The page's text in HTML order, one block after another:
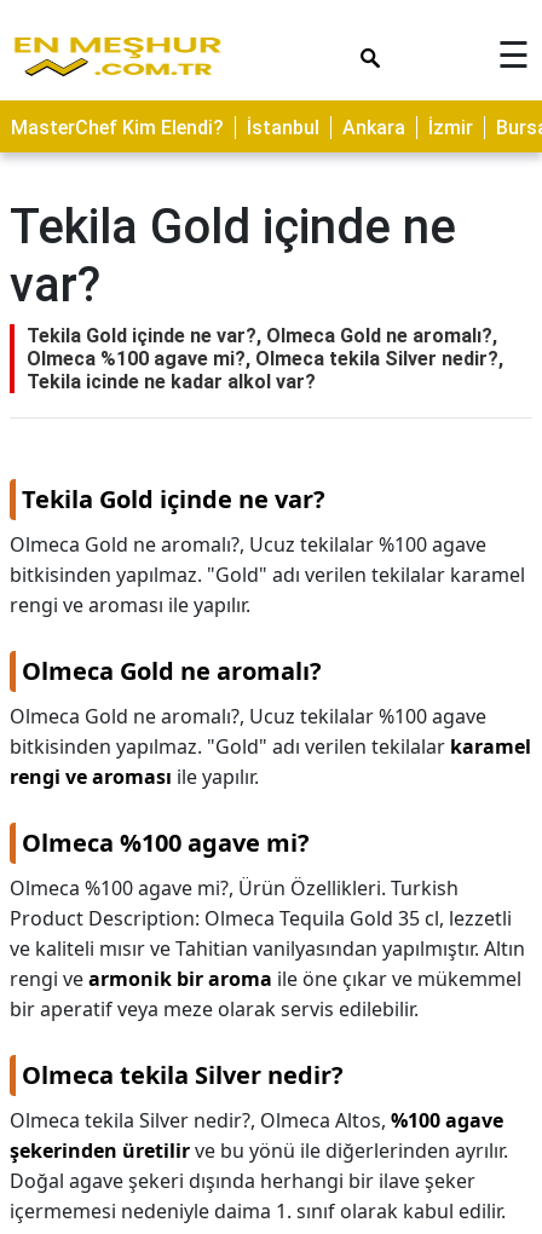
ASTROLOJİ
SAĞLIK
TARİFLERİ
GEZİLECEK
YERLER
CİLT
BAKIMI
NEDİR
ALANLARI
HAMİLELİK
KAPLICALAR
☰
MasterChef Kim Elendi? İstanbul Ankara İzmir
Tekila Gold içinde ne
var?
Tekila Gold içinde ne var?, Olmeca Gold ne aromalı?,
Olmeca %100 agave mi?, Olmeca tekila Silver nedir?,
Tekila icinde ne kadar alkol var?
Tekila Gold içinde ne var?
Olmeca Gold ne aromalı?, Ucuz tekilalar %100 agave
bitkisinden yapılmaz. "Gold" adı verilen tekilalar karamel
rengi ve aroması ile yapılır.
Olmeca Gold ne aromalı?
Olmeca Gold ne aromalı?, Ucuz tekilalar %100 agave
bitkisinden yapılmaz. "Gold" adı verilen tekilalar karamel
rengi ve aroması ile yapılır.
Olmeca %100 agave mi?
Olmeca %100 agave mi?, Ürün Özellikleri. Turkish
Product Description: Olmeca Tequila Gold 35 cl, lezzetli
ve kaliteli mısır ve Tahitian vanilyasından yapılmıştır. Altın
rengi vearmonik bir aroma ile öne çıkar ve mükemmel
bir aperatif veya meze olarak servis edilebilir.
Olmeca tekila Silver nedir?
Olmeca tekila Silver nedir?, Olmeca Altos, %100 agave
şekerinden üretilirve bu yönü ile diğerlerinden ayrılır.
Doğal agave şekeri dışında herhangi bir ilave şeker
içermemesi nedeniyle daima 1. sınıf olarak kabul edilir.